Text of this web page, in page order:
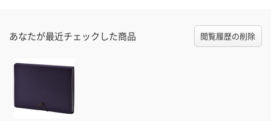
あなたが最近チェックした商品 閲覧履歴の削除